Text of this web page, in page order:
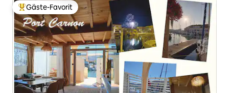
Beliebter Gäste-Favorit.
Gäste-Favorit